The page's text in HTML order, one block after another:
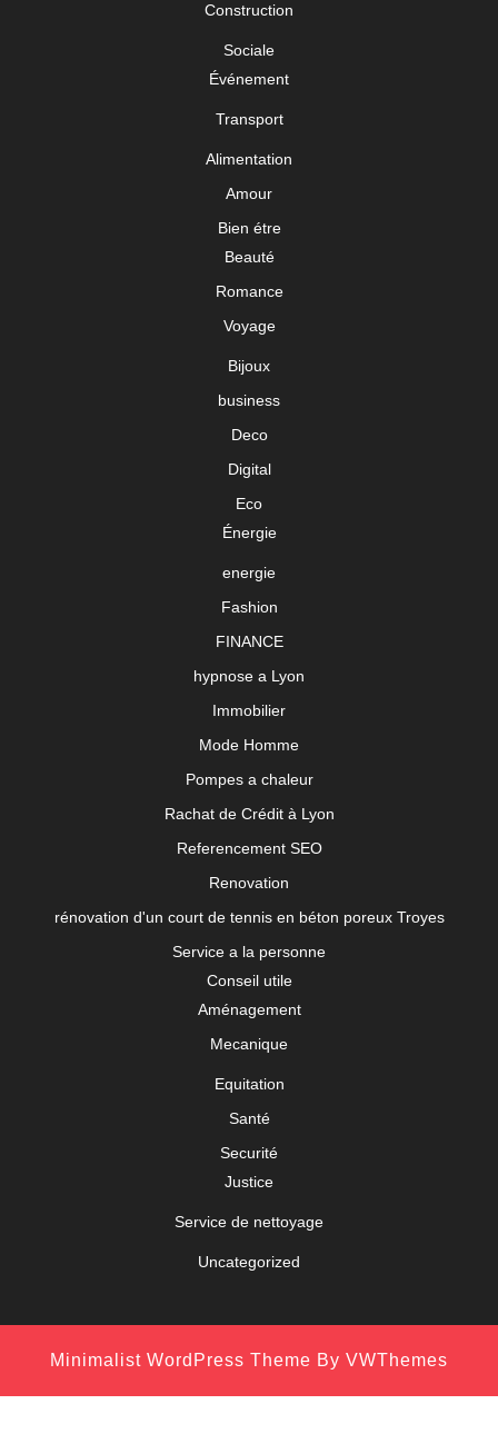
Construction
Sociale
Événement
Transport
Alimentation
Amour
Bien étre
Beauté
Romance
Voyage
Bijoux
business
Deco
Digital
Eco
Énergie
energie
Fashion
FINANCE
hypnose a Lyon
Immobilier
Mode Homme
Pompes a chaleur
Rachat de Crédit à Lyon
Referencement SEO
Renovation
rénovation d'un court de tennis en béton poreux Troyes
Service a la personne
Conseil utile
Aménagement
Mecanique
Equitation
Santé
Securité
Justice
Service de nettoyage
Uncategorized
Minimalist WordPress Theme By VWThemes